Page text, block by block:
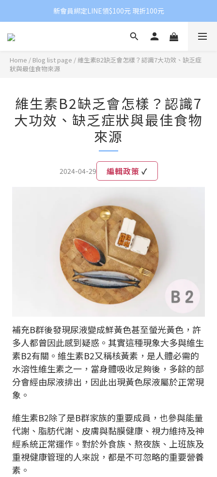
新會員綁定LINE領$100元 現折100元
Home / Blog list page / 維生素B2缺乏會怎樣？認識7大功效、缺乏症
狀與最佳食物來源
維生素B2缺乏會怎樣？認識7
大功效、缺乏症狀與最佳食物
來源
2024-04-29 編輯政策 ✓
補充B群後發現尿液變成鮮黃色甚至螢光黃色，許
多人都曾因此感到疑惑。其實這種現象大多與維生
素B2有關。維生素B2又稱核黃素，是人體必需的
水溶性維生素之一，當身體吸收足夠後，多餘的部
分會經由尿液排出，因此出現黃色尿液屬於正常現
象。
維生素B2除了是B群家族的重要成員，也參與能量
代謝、脂肪代謝、皮膚與黏膜健康、視力維持及神
經系統正常運作。對於外食族、熬夜族、上班族及
重視健康管理的人來說，都是不可忽略的重要營養
素。